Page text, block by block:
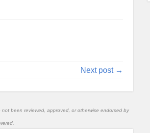
Next post →
been reviewed, approved, or otherwise endorsed by